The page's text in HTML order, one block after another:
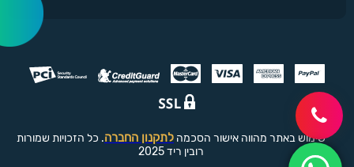
שימוש באתר מהווה אישור הסכמה לתקנון החברה. כל הזכויות שמורות
רובין ריד 2025